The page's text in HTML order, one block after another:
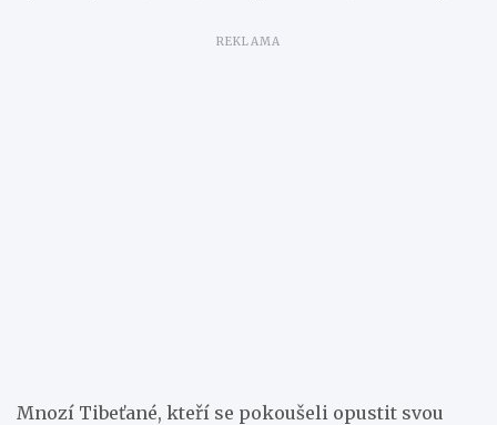
Mnozí Tibeťané, kteří se pokoušeli opustit svou